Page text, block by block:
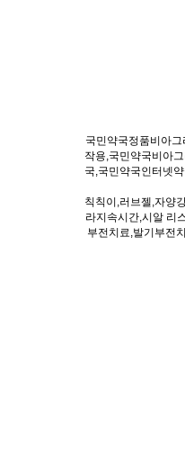
국민약국정품비아
작용,국민약국비아
국,국민약국인터넷
칙칙이,러브젤,자양
라지속시간,시알 리
부전치료,발기부전